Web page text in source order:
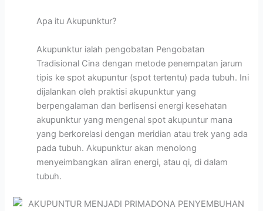
Apa itu Akupunktur?
Akupunktur ialah pengobatan Pengobatan
Tradisional Cina dengan metode penempatan jarum
tipis ke spot akupuntur (spot tertentu) pada tubuh. Ini
dijalankan oleh praktisi akupunktur yang
berpengalaman dan berlisensi energi kesehatan
akupunktur yang mengenal spot akupuntur mana
yang berkorelasi dengan meridian atau trek yang ada
pada tubuh. Akupunktur akan menolong
menyeimbangkan aliran energi, atau qi, di dalam
tubuh.